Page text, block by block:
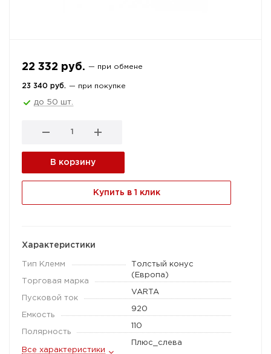
22 332 руб. — при обмене
23 340 руб. — при покупке
до 50 шт.
В корзину
Купить в 1 клик
Характеристики
Тип Клемм
Толстый конус
(Европа)
Торговая марка
VARTA
Пусковой ток
920
Емкость
110
Полярность
Плюс_слева
Все характеристики